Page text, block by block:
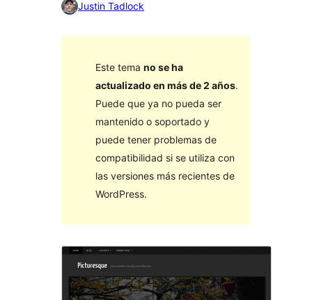
Justin Tadlock
Este tema no se ha
actualizado en más de 2 años.
Puede que ya no pueda ser
mantenido o soportado y
puede tener problemas de
compatibilidad si se utiliza con
las versiones más recientes de
WordPress.